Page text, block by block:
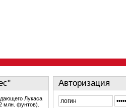
Лукаса
млн. фунтов).
Авторизация